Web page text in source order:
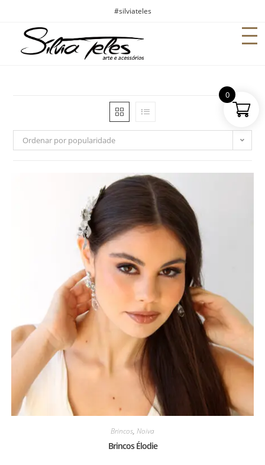
#silviateles
Ordenar por popularidade
Brincos, Noiva
Brincos Élodie
0